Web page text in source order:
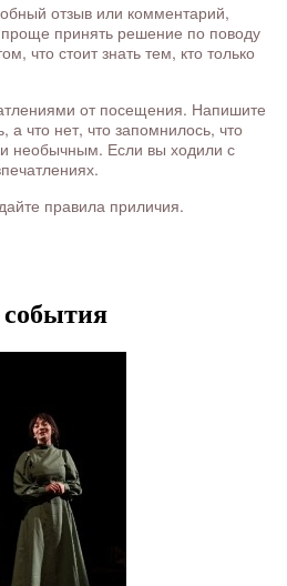
отзыв или комментарий,
принять решение по поводу
что стоит знать тем, кто только
от посещения. Напишите
а что нет, что запомнилось, что
необычным. Если вы ходили с
правила приличия.